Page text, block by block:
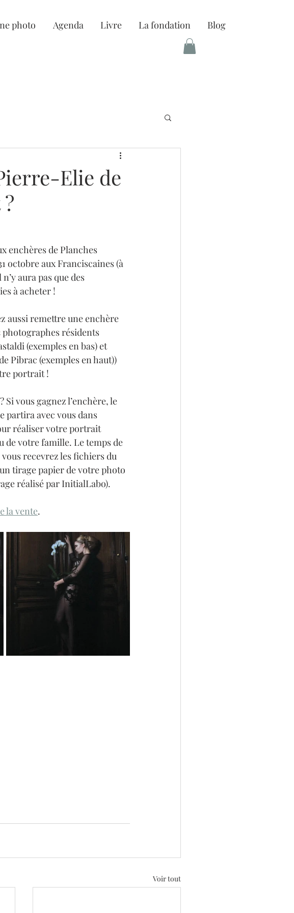
photo Agenda Livre La fondation Blog
Elie de
enchères de Planches
octobre aux Franciscaines (à
aura pas que des
à acheter !
aussi remettre une enchère
photographes résidents
(exemples en bas) et
Pibrac (exemples en haut))
portrait !
Si vous gagnez l’enchère, le
partira avec vous dans
réaliser votre portrait
de votre famille. Le temps de
recevrez les fichiers du
tirage papier de votre photo
réalisé par InitialLabo).
la vente.
Voir tout